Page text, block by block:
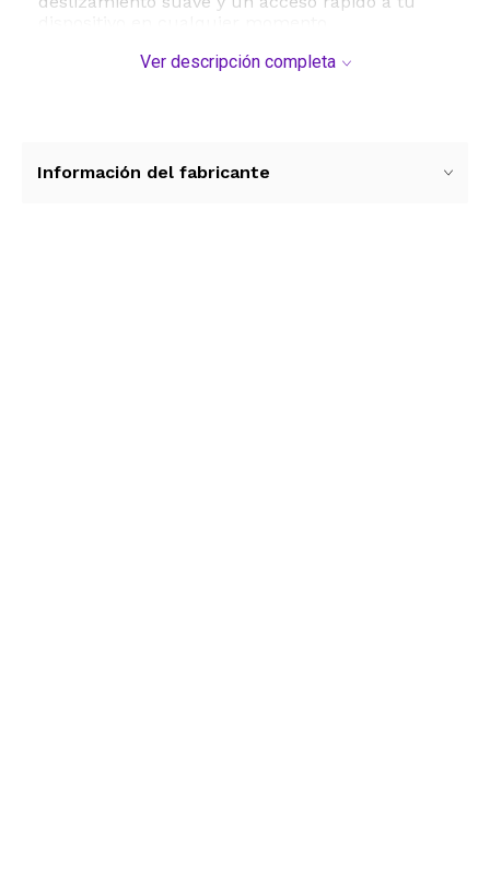
Además de su compartimento principal,
perfecto para estudiantes, profesionales y
Ver descripción completa
Información del fabricante